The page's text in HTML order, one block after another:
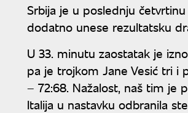
Srbija je u poslednju
dodatno unese rezultatsku
U 33. minutu zaostatak je
pa je trojkom Jane Vesić tri i
– 72:68. Nažalost, naš tim je
Italija u nastavku odbranila